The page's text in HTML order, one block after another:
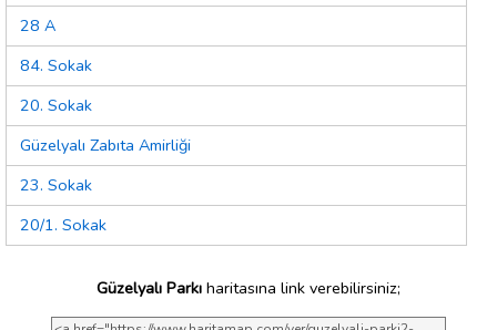
28 A
84. Sokak
20. Sokak
Güzelyalı Zabıta Amirliği
23. Sokak
20/1. Sokak
Güzelyalı Parkı haritasına link verebilirsiniz;